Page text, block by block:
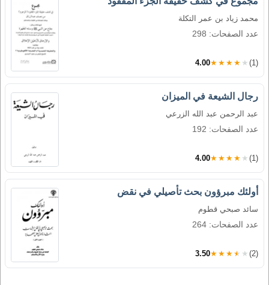
محمد زياد بن عمر التكلة
عدد الصفحات: 298
4.00★★★★★ (1)
رجال الشيعة في الميزان
عبد الرحمن عبد الله الزرعي
عدد الصفحات: 192
4.00★★★★★ (1)
أولئك مبرؤون بحث تأصيلي في نقض
سائد صبحي قطوم
عدد الصفحات: 264
3.50★★★★★ (2)